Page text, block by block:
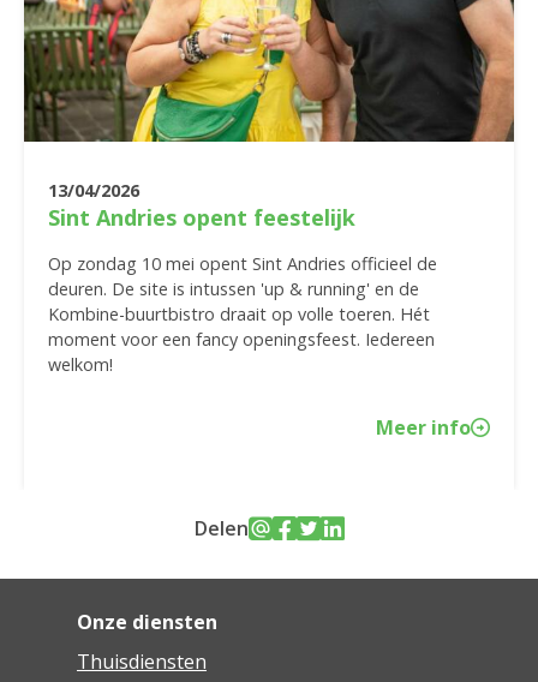
13/04/2026
Sint Andries opent feestelijk
Op zondag 10 mei opent Sint Andries officieel de
deuren. De site is intussen 'up & running' en de
Kombine-buurtbistro draait op volle toeren. Hét
moment voor een fancy openingsfeest. Iedereen
welkom!
Meer info
Delen
Onze diensten
Thuisdiensten